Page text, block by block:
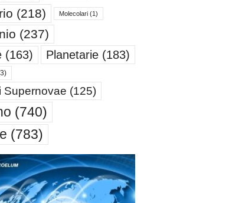
(218) Molecolari(1)
(237)
(163) Planetarie(183)
Supernovae (125)
(740)
(783)